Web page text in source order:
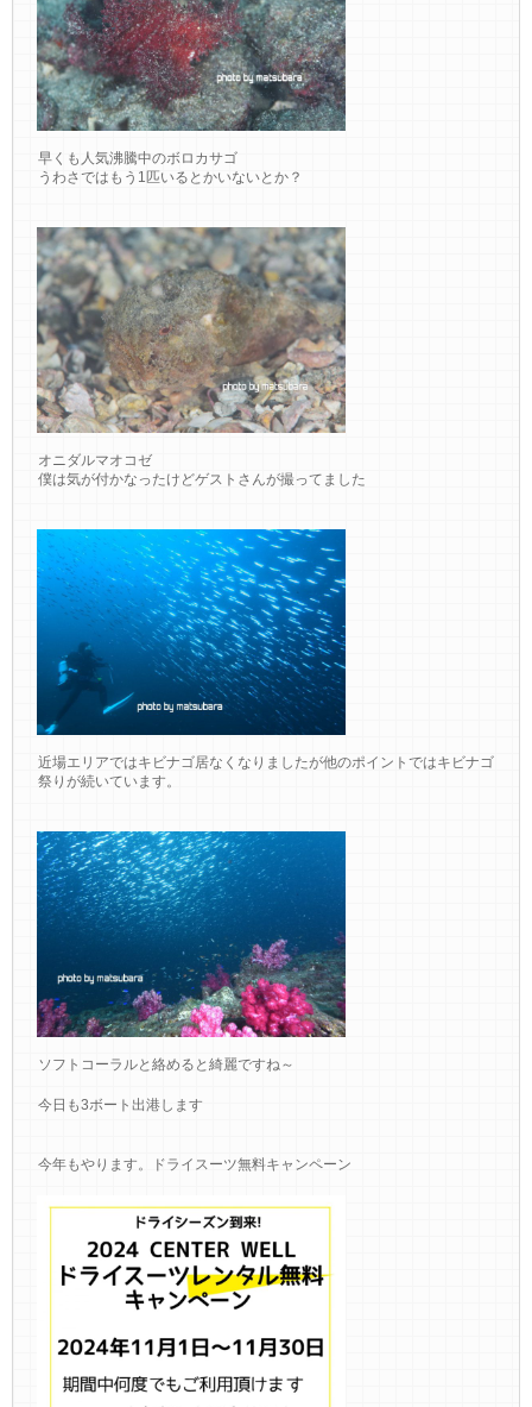
早くも人気沸騰中のボロカサゴ
うわさではもう1匹いるとかいないとか？
オニダルマオコゼ
僕は気が付かなったけどゲストさんが撮ってました
近場エリアではキビナゴ居なくなりましたが他のポイントではキビナゴ
祭りが続いています。
ソフトコーラルと絡めると綺麗ですね～
今日も3ボート出港します
今年もやります。ドライスーツ無料キャンペーン